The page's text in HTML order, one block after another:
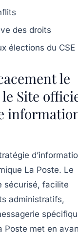
des droits
élections du CSE
le
Site
La Poste. Le
sécurisé, facilite
administratifs,
Poste met en